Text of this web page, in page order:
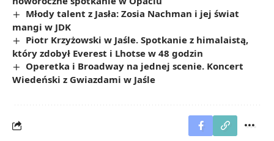
Młody talent z Jasła: Zosia Nachman i jej świat
mangi w JDK
Piotr Krzyżowski w Jaśle. Spotkanie z himalaistą,
który zdobył Everest i Lhotse w 48 godzin
Operetka i Broadway na jednej scenie. Koncert
Wiedeński z Gwiazdami w Jaśle